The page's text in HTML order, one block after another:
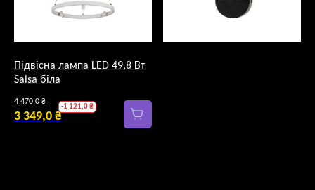
Підвісна лампа LED 49,8 Вт
Salsa біла
4 470,0₴Оригінальна
ціна:
3 349,0 ₴
-1 121,0₴